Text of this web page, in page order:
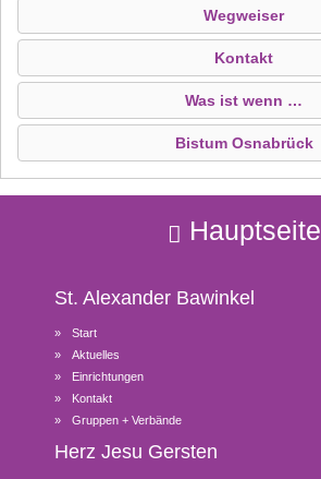
Wegweiser
Kontakt
Was ist wenn …
Bistum Osnabrück
Hauptseite
St. Alexander Bawinkel
Start
Aktuelles
Einrichtungen
Kontakt
Gruppen + Verbände
Herz Jesu Gersten